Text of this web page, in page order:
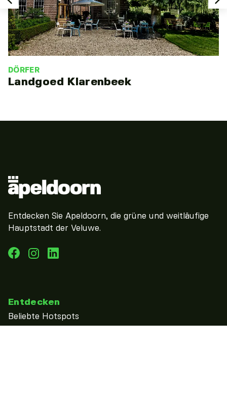
DÖRFER
Landgoed Klarenbeek
Entdecken Sie Apeldoorn, die grüne und weitläufige
Hauptstadt der Veluwe.
Entdecken
Beliebte Hotspots